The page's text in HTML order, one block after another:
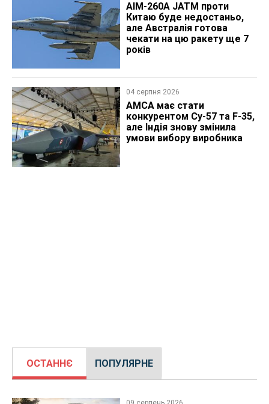
AIM-260A JATM проти
Китаю буде недостаньо,
але Австралія готова
чекати на цю ракету ще 7
років
04 серпня 2026
AMCA має стати
конкурентом Су-57 та F-35,
але Індія знову змінила
умови вибору виробника
ОСТАННЄ ПОПУЛЯРНЕ